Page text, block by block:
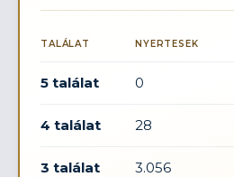
TALÁLAT NYERTESEK
5 találat 0
4 találat 28
3 találat 3.056